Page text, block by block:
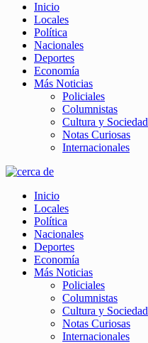
Inicio
Locales
Política
Nacionales
Deportes
Economía
Más Noticias
Policiales
Columnistas
Cultura y Sociedad
Notas Curiosas
Internacionales
Inicio
Locales
Política
Nacionales
Deportes
Economía
Más Noticias
Policiales
Columnistas
Cultura y Sociedad
Notas Curiosas
Internacionales